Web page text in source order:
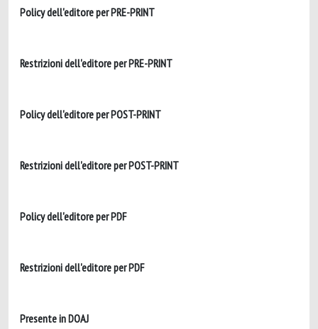
Policy dell'editore per PRE-PRINT
Restrizioni dell'editore per PRE-PRINT
Policy dell'editore per POST-PRINT
Restrizioni dell'editore per POST-PRINT
Policy dell'editore per PDF
Restrizioni dell'editore per PDF
Presente in DOAJ